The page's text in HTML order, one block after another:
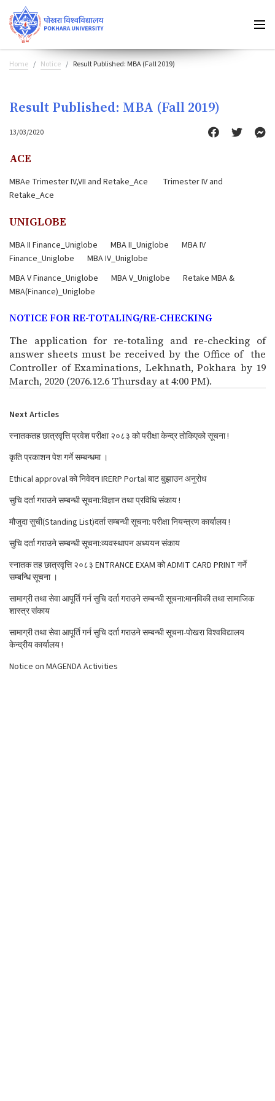
Home Notice Result Published: MBA (Fall 2019)
Result Published: MBA (Fall 2019)
13/03/2020
ACE
MBAe Trimester IV,VII and Retake_Ace
Trimester IV and
Retake_Ace
UNIGLOBE
MBA II Finance_Uniglobe MBA II_Uniglobe
MBA IV
Finance_Uniglobe
MBA IV_Uniglobe
MBA V Finance_Uniglobe
MBA V_Uniglobe
Retake MBA &
MBA(Finance)_Uniglobe
NOTICE FOR RE-TOTALING/RE-CHECKING
The application for re-totaling and re-checking of
answer sheets must be received by the Office of the
Controller of Examinations, Lekhnath, Pokhara by 19
March, 2020 (2076.12.6 Thursday at 4:00 PM).
Next Articles
स्नातकतह छात्रवृत्ति प्रवेश परीक्षा २०८३ को परीक्षा केन्द्र तोकिएको सूचना !
कृति प्रकाशन पेश गर्ने सम्बन्धमा ।
Ethical approval को निवेदन IRERP Portal बाट बुझाउन अनुरोध
सुचि दर्ता गराउने सम्बन्धी सूचना:विज्ञान तथा प्रविधि संकाय !
मौजुदा सुची(Standing List)दर्ता सम्बन्धी सूचना: परीक्षा नियन्त्रण कार्यालय !
सुचि दर्ता गराउने सम्बन्धी सूचना:व्यवस्थापन अध्ययन संकाय
स्नातक तह छात्रवृत्ति २०८३ ENTRANCE EXAM को ADMIT CARD PRINT गर्ने
सम्बन्धि सूचना ।
सामाग्री तथा सेवा आपूर्ति गर्न सुचि दर्ता गराउने सम्बन्धी सूचना:मानविकी तथा सामाजिक
शास्त्र संकाय
सामाग्री तथा सेवा आपूर्ति गर्न सुचि दर्ता गराउने सम्बन्धी सूचना-पोखरा विश्वविद्यालय
केन्द्रीय कार्यालय !
Notice on MAGENDA Activities